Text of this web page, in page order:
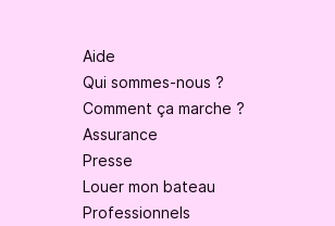
Aide
Qui sommes-nous ?
Comment ça marche ?
Assurance
Presse
Louer mon bateau
Professionnels